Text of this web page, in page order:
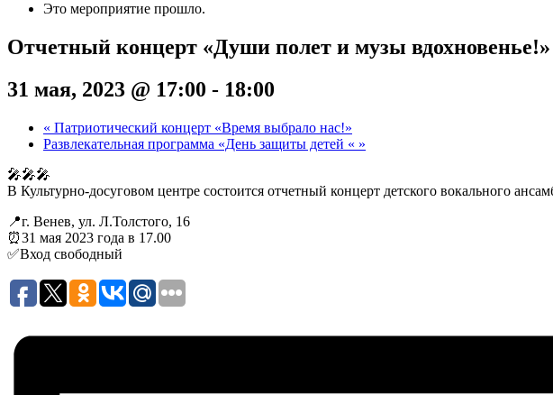
Это мероприятие прошло.
Отчетный концерт «Души полет и музы вдохновенье!»
31 мая, 2023 @ 17:00 - 18:00
« Патриотический концерт «Время выбрало нас!»
Развлекательная программа «День защиты детей « »
🎤🎤🎤
В Культурно-досуговом центре состоится отчетный концерт детского вокального
📍г. Венев, ул. Л.Толстого, 16
⏰31 мая 2023 года в 17.00
✅Вход свободный